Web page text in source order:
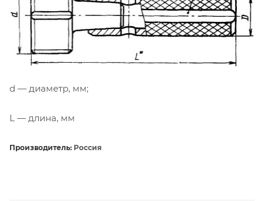
d — диаметр, мм;
L — длина, мм
Производитель: Россия